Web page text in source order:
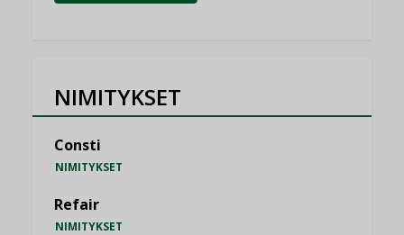
NIMITYKSET
Consti
NIMITYKSET
Refair
NIMITYKSET